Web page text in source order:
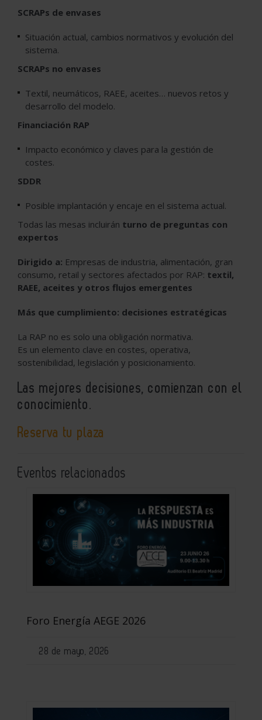
SCRAPs de envases
Situación actual, cambios normativos y evolución del
sistema.
SCRAPs no envases
Textil, neumáticos, RAEE, aceites… nuevos retos y
desarrollo del modelo.
Financiación RAP
Impacto económico y claves para la gestión de
costes.
SDDR
Posible implantación y encaje en el sistema actual.
Todas las mesas incluirán turno de preguntas con
expertos
Dirigido a: Empresas de industria, alimentación, gran
consumo, retail y sectores afectados por RAP: textil,
RAEE, aceites y otros flujos emergentes
Más que cumplimiento: decisiones estratégicas
La RAP no es solo una obligación normativa.
Es un elemento clave en costes, operativa,
sostenibilidad, legislación y posicionamiento.
Las mejores decisiones, comienzan con el
conocimiento.
Reserva tu plaza
Eventos relacionados
Foro Energía AEGE 2026
28 de mayo, 2026